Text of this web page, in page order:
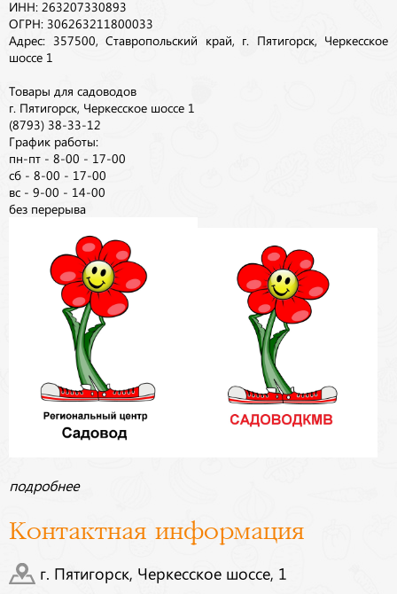
ИНН: 263207330893
ОГРН: 306263211800033
Адрес: 357500, Ставропольский край, г. Пятигорск, Черкесское
шоссе 1
Товары для садоводов
г. Пятигорск, Черкесское шоссе 1
(8793) 38-33-12
График работы:
пн-пт - 8-00 - 17-00
сб - 8-00 - 17-00
вс - 9-00 - 14-00
без перерыва
подробнее
Контактная информация
г. Пятигорск, Черкесское шоссе, 1